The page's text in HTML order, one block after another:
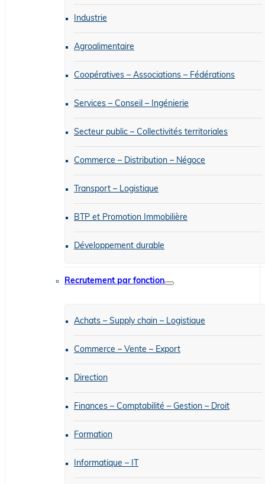
Industrie
Agroalimentaire
Coopératives – Associations – Fédérations
Services – Conseil – Ingénierie
Secteur public – Collectivités territoriales
Commerce – Distribution – Négoce
Transport – Logistique
BTP et Promotion Immobilière
Développement durable
Recrutement par fonction
Achats – Supply chain – Logistique
Commerce – Vente – Export
Direction
Finances – Comptabilité – Gestion – Droit
Formation
Informatique – IT